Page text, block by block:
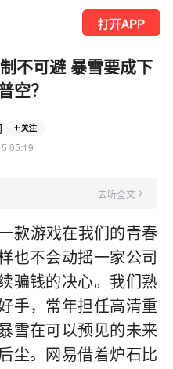
打开APP
不可避 暴雪要成下
空？
关注
05:19
去听全文
款游戏在我们的青春
也不会动摇一家公司
骗钱的决心。我们熟
手，常年担任高清重
雪在可以预见的未来
尘。网易借着炉石比